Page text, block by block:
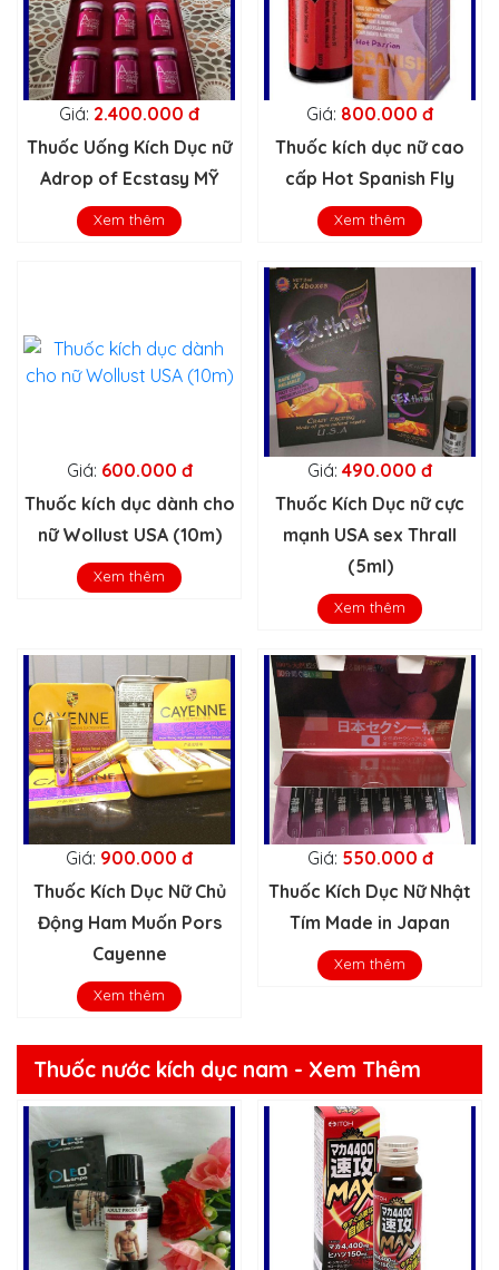
Giá: 2.400.000 đ
Thuốc Uống Kích Dục nữ
Adrop of Ecstasy MỸ
Xem thêm
Giá: 800.000 đ
Thuốc kích dục nữ cao
cấp Hot Spanish Fly
Xem thêm
Giá: 600.000 đ
Thuốc kích dục dành cho
nữ Wollust USA (10m)
Xem thêm
Giá: 490.000 đ
Thuốc Kích Dục nữ cực
mạnh USA sex Thrall
(5ml)
Xem thêm
Giá: 900.000 đ
Thuốc Kích Dục Nữ Chủ
Động Ham Muốn Pors
Cayenne
Xem thêm
Giá: 550.000 đ
Thuốc Kích Dục Nữ Nhật
Tím Made in Japan
Xem thêm
Thuốc nước kích dục nam - Xem Thêm